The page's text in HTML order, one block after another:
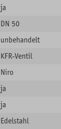
ja
DN 50
unbehandelt
KFR-Ventil
Niro
ja
ja
Edelstahl